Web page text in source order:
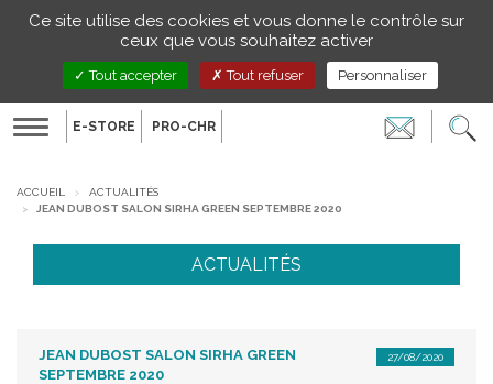
Toggle
FR
E-STORE PRO-CHR
ACCUEIL
ACTUALITÉS
JEAN DUBOST SALON SIRHA GREEN SEPTEMBRE 2020
ACTUALITÉS
JEAN DUBOST SALON SIRHA GREEN
SEPTEMBRE 2020
27/08/2020
Gestion de vos préférences sur les cookies
Ce site utilise des cookies et vous donne le contrôle sur
ceux que vous souhaitez activer
Tout accepter Tout refuser Personnaliser